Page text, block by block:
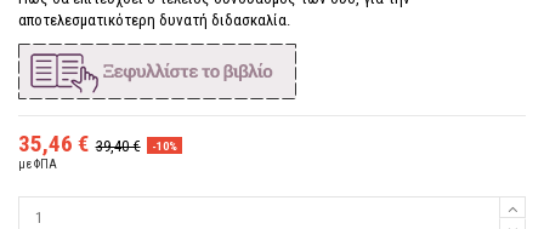
αποτελεσματικότερη δυνατή διδασκαλία.
35,46 € 39,40 € -10%
με ΦΠΑ